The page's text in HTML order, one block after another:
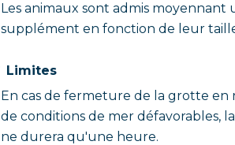
Les animaux sont admis moyennant
supplément en fonction de leur
Limites
En cas de fermeture de la grotte en
de conditions de mer défavorables,
ne durera qu'une heure.